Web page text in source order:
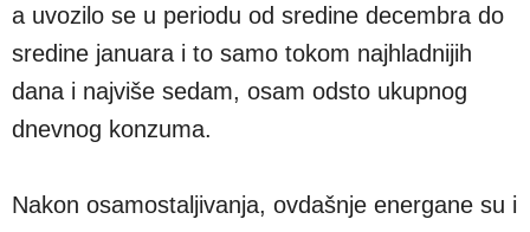
a uvozilo se u periodu od sredine decembra do
sredine januara i to samo tokom najhladnijih
dana i najviše sedam, osam odsto ukupnog
dnevnog konzuma.
Nakon osamostaljivanja, ovdašnje energane su i